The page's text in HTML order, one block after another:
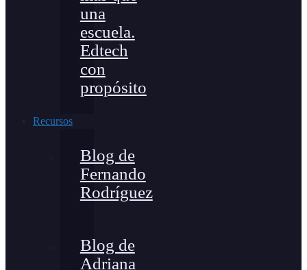
una
escuela.
Edtech
con
propósito
Recursos
Blog de
Fernando
Rodríguez
Blog de
Adriana